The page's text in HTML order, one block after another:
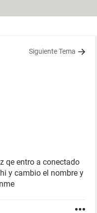
Siguiente Tema
qe entro a conectado
y cambio el nombre y